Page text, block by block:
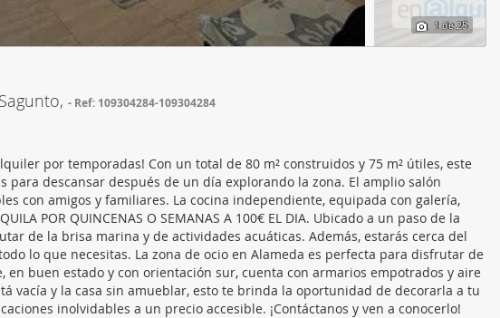
1 de 25
Ref: 109304284-109304284
por temporadas! Con un total de 80 m² construidos y 75 m² útiles, este
para descansar después de un día explorando la zona. El amplio salón
con amigos y familiares. La cocina independiente, equipada con galería,
POR QUINCENAS O SEMANAS A 100€ EL DIA. Ubicado a un paso de la
de la brisa marina y de actividades acuáticas. Además, estarás cerca del
lo que necesitas. La zona de ocio en Alameda es perfecta para disfrutar de
buen estado y con orientación sur, cuenta con armarios empotrados y aire
vacía y la casa sin amueblar, esto te brinda la oportunidad de decorarla a tu
inolvidables a un precio accesible. ¡Contáctanos y ven a conocerlo!